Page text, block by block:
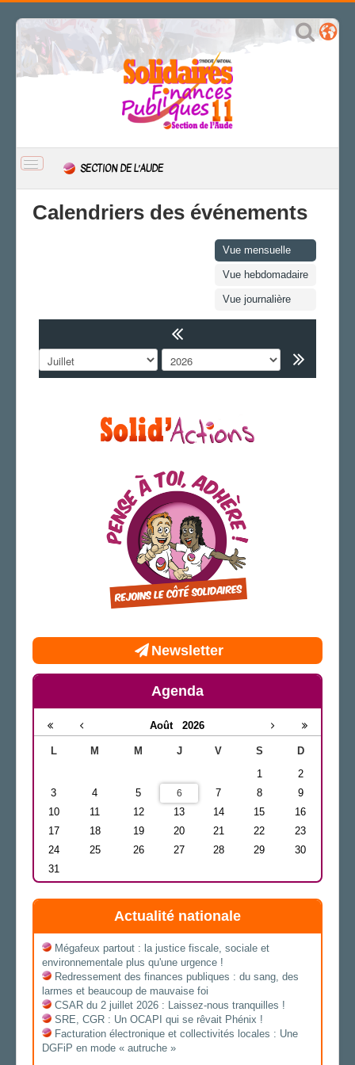
BASCULER
NAVIGATION
SECTION DE L’AUDE
LA SECTION
AGENDA
Calendriers des événements
Vue mensuelle
Vue hebdomadaire
Vue journalière
Newsletter
Agenda
Août 2026
L M M J V S
D
1
2
3
4 5 6 7 8
9
10
11 12 13 14 15
16
17
18 19 20 21 22
23
24
25 26 27 28 29
30
31
Actualité nationale
Mégafeux partout : la justice fiscale, sociale et
environnementale plus qu'une urgence !
Redressement des finances publiques : du sang, des
larmes et beaucoup de mauvaise foi
CSAR du 2 juillet 2026 : Laissez-nous tranquilles !
SRE, CGR : Un OCAPI qui se rêvait Phénix !
Facturation électronique et collectivités locales : Une
DGFiP en mode « autruche »